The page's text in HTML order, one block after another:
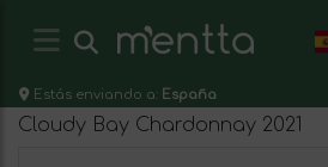
Estás enviando a: España
Cloudy Bay Chardonnay 2021